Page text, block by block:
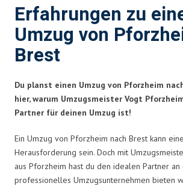
Erfahrungen zu
Umzug von
Brest
Du planst einen Umzug von Pforzheim
hier, warum Umzugsmeister Vogt
Partner für deinen Umzug ist!
Ein Umzug von Pforzheim nach Brest kann
Herausforderung sein. Doch mit
aus Pforzheim hast du den idealen Partner an
professionelles Umzugsunternehmen bieten